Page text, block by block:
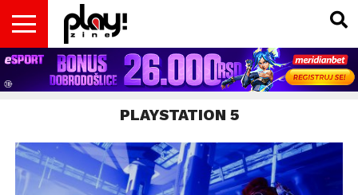
VESTI
MAGAZIN
PLAY!RETRO
PLAY!CAST
PLAY!CON
PLAY!BIZ
INSIDER
OPISI
IGARA
DOMAĆA
SCENA
INTERVJUI
GADGETS
FILM
& TV
KOLUMNE
PLAYSTATION 5